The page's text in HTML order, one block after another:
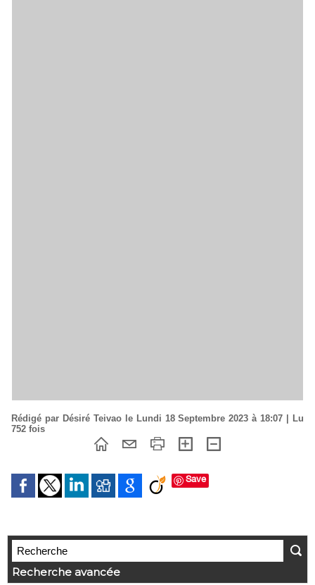
Rédigé par Désiré Teivao le Lundi 18 Septembre 2023 à 18:07 | Lu
752 fois
Save
Recherche avancée